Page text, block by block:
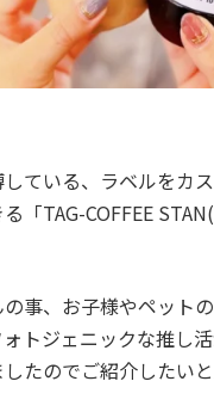
ている、ラベルをカ
「TAG-COFFEE
事、お子様やペット
トジェニックな推し
たのでご紹介したいと